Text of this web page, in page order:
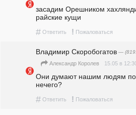
засадим Орешником
райские кущи
# Ответить ! Пожаловаться
Владимир Скоробогатов —
Александр Королев 15.05 в
Они думают нашим людям
нечего?
# Ответить ! Пожаловаться